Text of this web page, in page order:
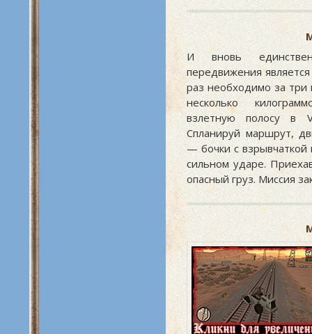
И вновь
передвижения
раз необходимо за три
несколько
взлетную полосу в
Спланируй маршрут,
— бочки с взрывчаткой
сильном ударе.
опасный груз. Миссия